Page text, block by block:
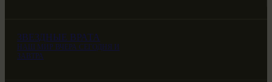
ЗВЕЗДНЫЕ ВРАТА
НАШ МИР ВЧЕРА СЕГОДНЯ И
ЗАВТРА